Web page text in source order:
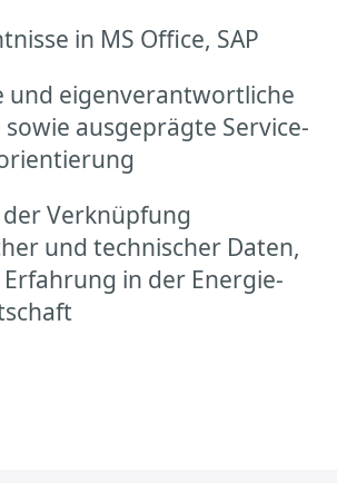
in MS Office, SAP
eigenverantwortliche
ausgeprägte Service-
Verknüpfung
und technischer Daten,
in der Energie-